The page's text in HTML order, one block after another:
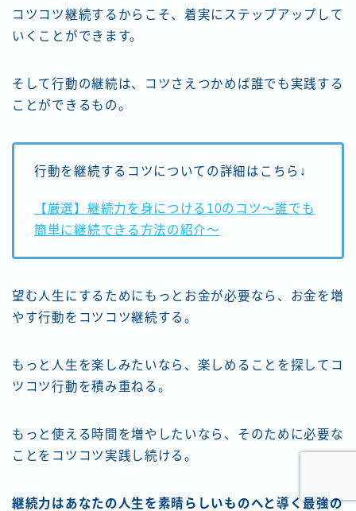
コツコツ継続するからこそ、着実にステップアップして
いくことができます。
そして行動の継続は、コツさえつかめば誰でも実践する
ことができるもの。
行動を継続するコツについての詳細はこちら↓
【厳選】継続力を身につける10のコツ～誰でも
簡単に継続できる方法の紹介～
望む人生にするためにもっとお金が必要なら、お金を増
やす行動をコツコツ継続する。
もっと人生を楽しみたいなら、楽しめることを探してコ
ツコツ行動を積み重ねる。
もっと使える時間を増やしたいなら、そのために必要な
ことをコツコツ実践し続ける。
継続力はあなたの人生を素晴らしいものへと導く最強の